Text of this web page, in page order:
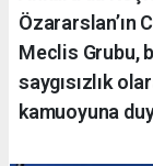
Özararslan’ın
Meclis Grubu,
saygısızlık
kamuoyuna